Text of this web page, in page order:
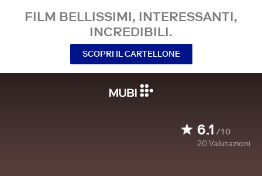
FILM BELLISSIMI, INTERESSANTI,
INCREDIBILI.
SCOPRI IL CARTELLONE
6.1 /10
20Valutazioni